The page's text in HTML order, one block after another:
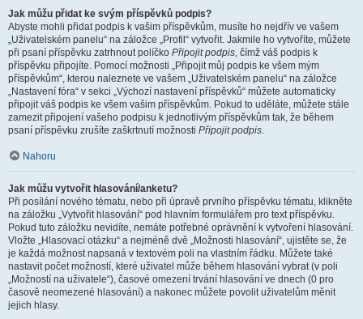
Jak můžu přidat ke svým příspěvků podpis?
Abyste mohli přidat podpis k vašim příspěvkům, musíte ho nejdřív ve vašem
„Uživatelském panelu“ na záložce „Profil“ vytvořit. Jakmile ho vytvoříte, můžete
při psaní příspěvku zatrhnout políčko Připojit podpis, čímž váš podpis k
příspěvku připojíte. Pomocí možnosti „Připojit můj podpis ke všem mým
příspěvkům“, kterou naleznete ve vašem „Uživatelském panelu“ na záložce
„Nastavení fóra“ v sekci „Výchozí nastavení příspěvků“ můžete automaticky
připojit váš podpis ke všem vašim příspěvkům. Pokud to uděláte, můžete stále
zamezit připojení vašeho podpisu k jednotlivým příspěvkům tak, že během
psaní příspěvku zrušíte zaškrtnutí možnosti Připojit podpis.
Nahoru
Jak můžu vytvořit hlasování/anketu?
Při posílání nového tématu, nebo při úpravě prvního příspěvku tématu, klikněte
na záložku „Vytvořit hlasování“ pod hlavním formulářem pro text příspěvku.
Pokud tuto záložku nevidíte, nemáte potřebné oprávnění k vytvoření hlasování.
Vložte „Hlasovací otázku“ a nejméně dvě „Možnosti hlasování“, ujistěte se, že
je každá možnost napsaná v textovém poli na vlastním řádku. Můžete také
nastavit počet možností, které uživatel může během hlasování vybrat (v poli
„Možností na uživatele“), časové omezení trvání hlasování ve dnech (0 pro
časově neomezené hlasování) a nakonec můžete povolit uživatelům měnit
jejich hlasy.